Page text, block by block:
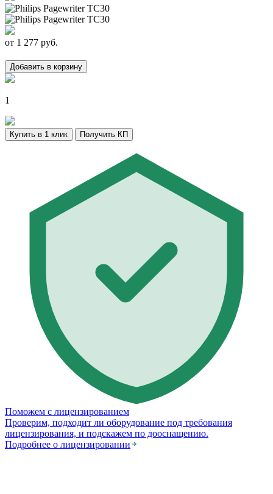
от 1 277 руб.
Добавить в корзину
1
Купить в 1 клик Получить КП
Поможем с лицензированием
Проверим, подходит ли оборудование под требования
лицензирования, и подскажем по дооснащению.
Подробнее о лицензировании